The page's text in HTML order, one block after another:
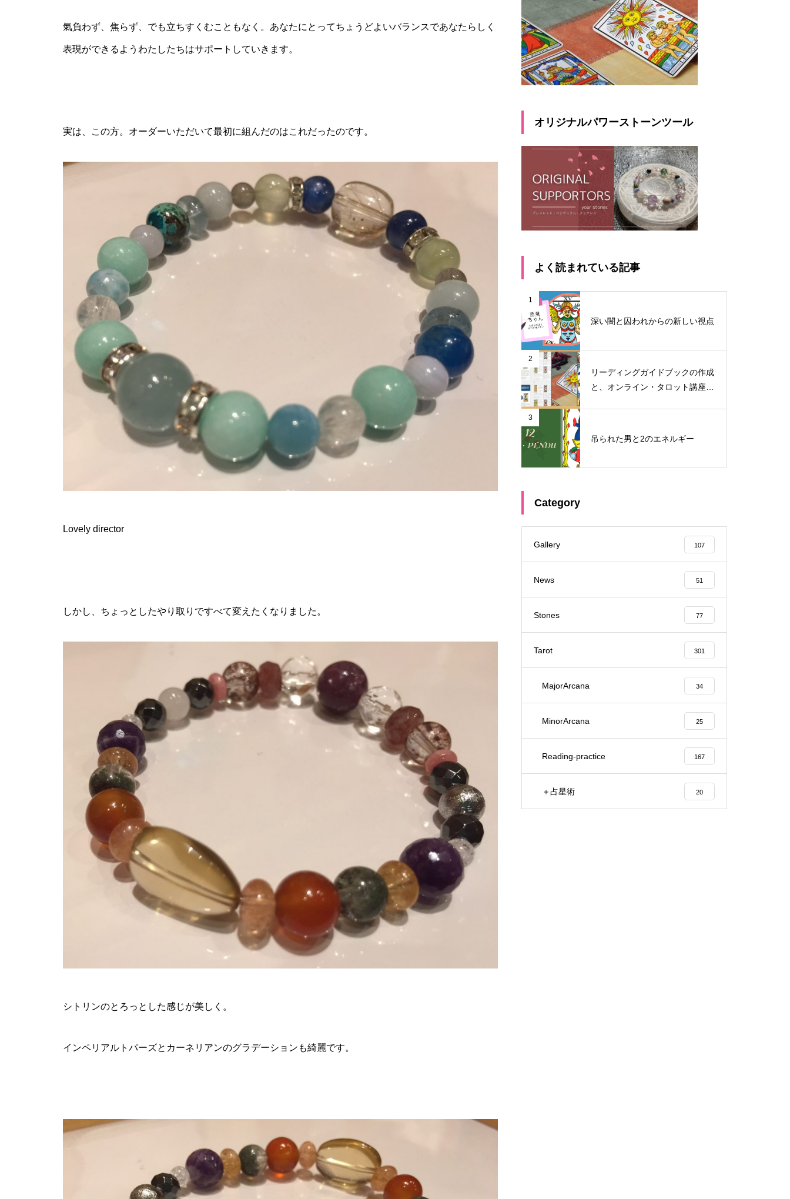
氣負わず、焦らず、でも立ちすくむこともなく。あなたにとってちょうどよいバランスであなたらしく
表現ができるようわたしたちはサポートしていきます。
実は、この方。オーダーいただいて最初に組んだのはこれだったのです。
Lovely director
しかし、ちょっとしたやり取りですべて変えたくなりました。
シトリンのとろっとした感じが美しく。
インペリアルトパーズとカーネリアンのグラデーションも綺麗です。
オリジナルパワーストーンツール
よく読まれている記事
1
深い闇と囚われからの新しい視点
2
リーディングガイドブックの作成
と、オンライン・タロット講座料
3
吊られた男と2のエネルギー
Category
Gallery 107
News 51
Stones 77
Tarot 301
MajorArcana 34
MinorArcana 25
Reading-practice 167
＋占星術 20